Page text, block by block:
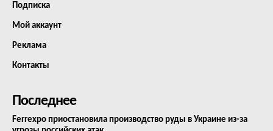
Подписка
Мой аккаунт
Реклама
Контакты
Последнее
Ferrexpo приостановила производство руды в Украине из-за